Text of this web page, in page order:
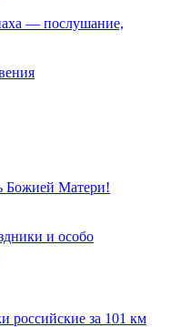
— послушание,
Божией Матери!
и особо
российские за 101 км